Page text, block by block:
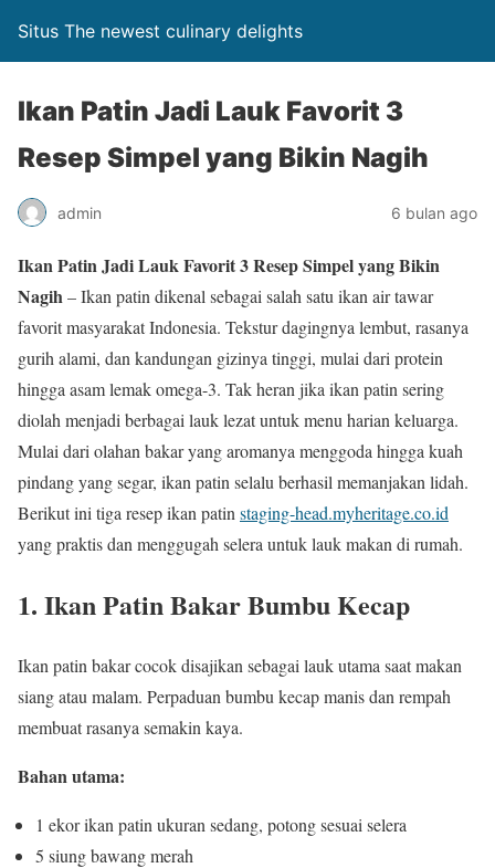
Situs The newest culinary delights
Ikan Patin Jadi Lauk Favorit 3
Resep Simpel yang Bikin Nagih
admin 6 bulan ago
Ikan Patin Jadi Lauk Favorit 3 Resep Simpel yang Bikin
Nagih– Ikan patin dikenal sebagai salah satu ikan air tawar
favorit masyarakat Indonesia. Tekstur dagingnya lembut, rasanya
gurih alami, dan kandungan gizinya tinggi, mulai dari protein
hingga asam lemak omega-3. Tak heran jika ikan patin sering
diolah menjadi berbagai lauk lezat untuk menu harian keluarga.
Mulai dari olahan bakar yang aromanya menggoda hingga kuah
pindang yang segar, ikan patin selalu berhasil memanjakan lidah.
Berikut ini tiga resep ikan patin staging-head.myheritage.co.id
yang praktis dan menggugah selera untuk lauk makan di rumah.
1. Ikan Patin Bakar Bumbu Kecap
Ikan patin bakar cocok disajikan sebagai lauk utama saat makan
siang atau malam. Perpaduan bumbu kecap manis dan rempah
membuat rasanya semakin kaya.
Bahan utama:
1 ekor ikan patin ukuran sedang, potong sesuai selera
5 siung bawang merah